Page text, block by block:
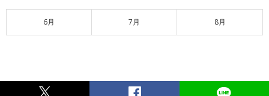
6月 7月 8月